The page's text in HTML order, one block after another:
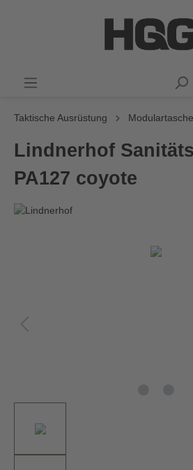
Taktische Ausrüstung
Lindnerhof
PA127 coyote